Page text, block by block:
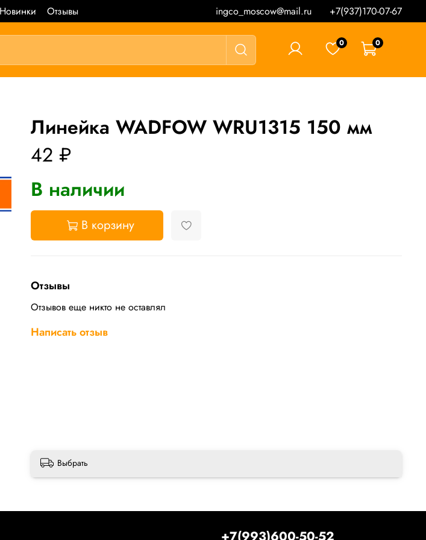
Новинки Отзывы ingco_moscow@mail.ru +7(937)170-07-67
0 0
Линейка WADFOW WRU1315 150 мм
42 ₽
В наличии
В корзину
Отзывы
Отзывов еще никто не оставлял
Написать отзыв
Выбрать